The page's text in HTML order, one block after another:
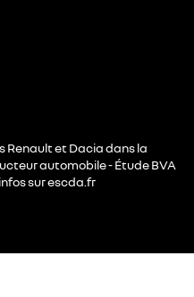
Renault et Dacia dans la
automobile - Étude BVA
sur escda.fr